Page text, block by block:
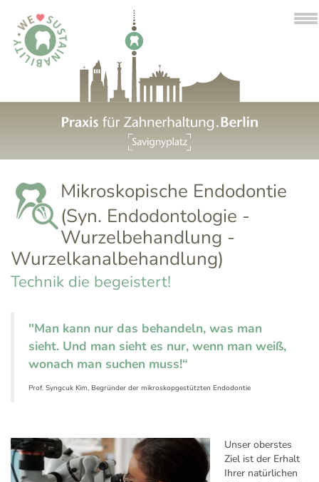
Mikroskopische Endodontie
(Syn. Endodontologie -
Wurzelbehandlung -
Wurzelkanalbehandlung)
Technik die begeistert!
"Man kann nur das behandeln, was man
sieht. Und man sieht es nur, wenn man weiß,
wonach man suchen muss!“
Prof. Syngcuk Kim, Begründer der mikroskopgestützten Endodontie
Unser oberstes
Ziel ist der Erhalt
Ihrer natürlichen